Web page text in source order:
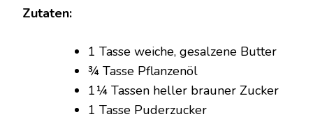
Zutaten:
1 Tasse weiche, gesalzene Butter
¾ Tasse Pflanzenöl
1¼ Tassen heller brauner Zucker
1 Tasse Puderzucker